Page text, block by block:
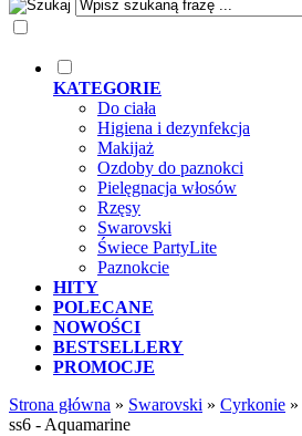
KATEGORIE
Do ciała
Higiena i dezynfekcja
Makijaż
Ozdoby do paznokci
Pielęgnacja włosów
Rzęsy
Swarovski
Świece PartyLite
Paznokcie
HITY
POLECANE
NOWOŚCI
BESTSELLERY
PROMOCJE
Strona główna » Swarovski » Cyrkonie »
ss6 - Aquamarine